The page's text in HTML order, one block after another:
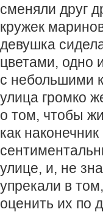
сменяли друг
кружек
девушка
цветами, одно
с небольшими
улица громко
о том, чтобы
как
улице, и, не
упрекали в
оценить их по